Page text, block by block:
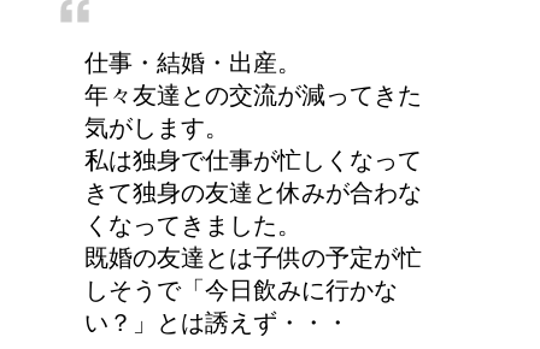
今月はピンチかも?!給料
から引かれる税金は月に
よって違う？
耳と肩が関係するの？耳
の違和感の原因は「肩こ
り」？！
仕事・結婚・出産。
年々友達との交流が減ってきた
気がします。
私は独身で仕事が忙しくなって
きて独身の友達と休みが合わな
くなってきました。
既婚の友達とは子供の予定が忙
しそうで「今日飲みに行かな
い？」とは誘えず・・・